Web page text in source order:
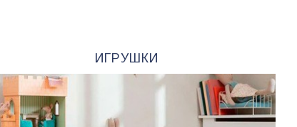
ИГРУШКИ